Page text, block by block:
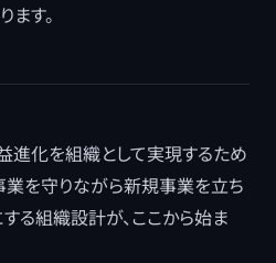
す。
進化を組織として実現するため
業を守りながら新規事業を立ち
る組織設計が、ここから始ま